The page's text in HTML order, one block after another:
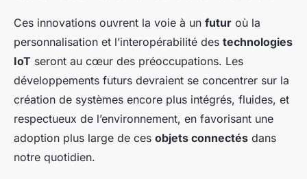
Ces innovations ouvrent la voie à un futur où la
personnalisation et l’interopérabilité des technologies
IoT seront au cœur des préoccupations. Les
développements futurs devraient se concentrer sur la
création de systèmes encore plus intégrés, fluides, et
respectueux de l’environnement, en favorisant une
adoption plus large de ces objets connectés dans
notre quotidien.